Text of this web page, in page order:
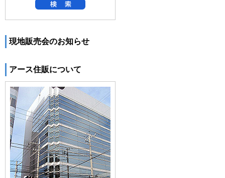
現地販売会のお知らせ
アース住販について